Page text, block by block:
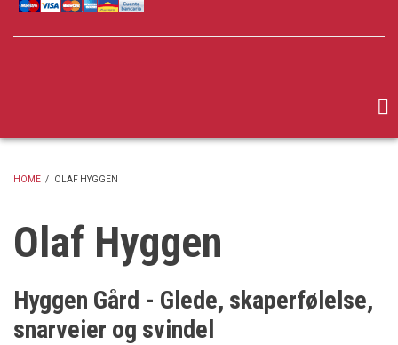
HOME / OLAF HYGGEN
Olaf Hyggen
Hyggen Gård - Glede, skaperfølelse,
snarveier og svindel